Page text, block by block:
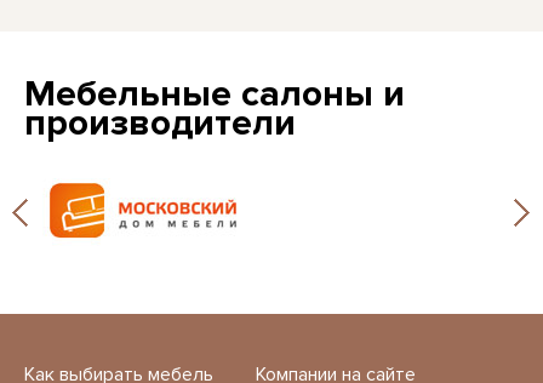
Мебельные салоны и
производители
Как выбирать мебель Компании на сайте